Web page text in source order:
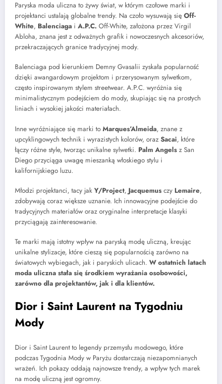
Paryska moda uliczna to żywy świat, w którym czołowe marki i
projektanci ustalają globalne trendy. Na czoło wysuwają się Off-
White, Balenciaga i A.P.C. Off-White, założona przez Virgil
Abloha, znana jest z odważnych grafik i nowoczesnych akcesoriów,
przekraczających granice tradycyjnej mody.
Balenciaga pod kierunkiem Demny Gvasalii zyskała popularność
dzięki awangardowym projektom i przerysowanym sylwetkom,
często inspirowanym stylem streetwear. A.P.C. wyróżnia się
minimalistycznym podejściem do mody, skupiając się na prostych
liniach i wysokiej jakości materiałach.
Inne wyróżniające się marki to Marques’Almeida, znane z
upcyklingowych technik i wyrazistych kolorów, oraz Sacai, które
łączy różne style, tworząc unikalne sylwetki. Palm Angels z San
Diego przyciąga uwagę mieszanką włoskiego stylu i
kalifornijskiego luzu.
Młodzi projektanci, tacy jak Y/Project, Jacquemus czy Lemaire,
zdobywają coraz większe uznanie. Ich innowacyjne podejście do
tradycyjnych materiałów oraz oryginalne interpretacje klasyki
przyciągają zainteresowanie.
Te marki mają istotny wpływ na paryską modę uliczną, kreując
unikalne stylizacje, które cieszą się popularnością zarówno na
światowych wybiegach, jak i paryskich ulicach. W ostatnich latach
moda uliczna stała się środkiem wyrażania osobowości,
zarówno dla projektantów, jak i dla klientów.
Dior i Saint Laurent na Tygodniu
Mody
Dior i Saint Laurent to legendy przemysłu modowego, które
podczas Tygodnia Mody w Paryżu dostarczają niezapomnianych
wrażeń. Ich pokazy oddają najnowsze trendy, a wpływ tych marek
na modę uliczną jest ogromny.